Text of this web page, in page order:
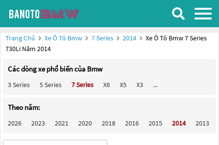
Trang Chủ Xe Ô Tô Bmw 7 Series 2014
Xe Ô Tô Bmw 7 Series
730Li Năm 2014
Các dòng xe phổ biến của Bmw
3 Series 5 Series 7 Series X6 X5 X3 ...
Theo năm:
2026 2023 2021 2020 2018 2016 2015 2014 2013